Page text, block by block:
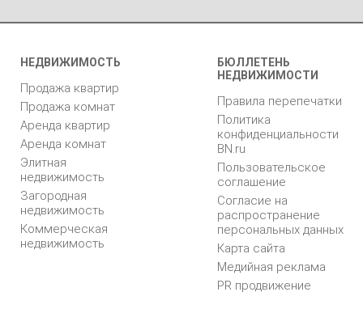
НЕДВИЖИМОСТЬ
Продажа квартир
Продажа комнат
Аренда квартир
Аренда комнат
Элитная
недвижимость
Загородная
недвижимость
Коммерческая
недвижимость
БЮЛЛЕТЕНЬ
НЕДВИЖИМОСТИ
Правила перепечатки
Политика
конфиденциальности
BN.ru
Пользовательское
соглашение
Согласие на
распространение
персональных данных
Карта сайта
Медийная реклама
PR продвижение